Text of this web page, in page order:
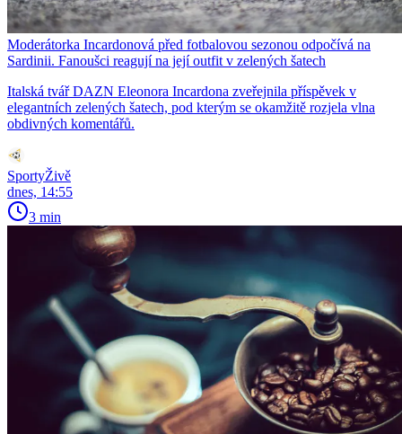
Moderátorka Incardonová před fotbalovou sezonou odpočívá na
Sardinii. Fanoušci reagují na její outfit v zelených šatech
Italská tvář DAZN Eleonora Incardona zveřejnila příspěvek v
elegantních zelených šatech, pod kterým se okamžitě rozjela vlna
obdivných komentářů.
SportyŽivě
dnes, 14:55
3 min